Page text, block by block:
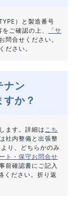
）と製造番号
ご確認の上、
「サ
問合せください。
ださい。
ナン
か？
ます。詳細はこち
社内整備と出張整
り、どちらかのみ
ト・保守お問合せ
前確認書にご記入
ください。折り返